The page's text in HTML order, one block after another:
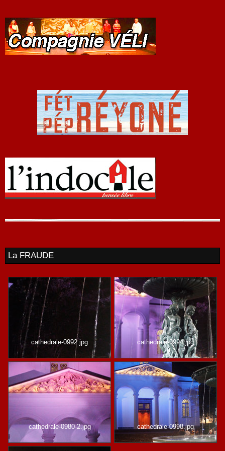
La FRAUDE
cathedrale-0992.jpg cathedrale-0994.jpg
cathedrale-0980-2.jpg cathedrale-0998.jpg